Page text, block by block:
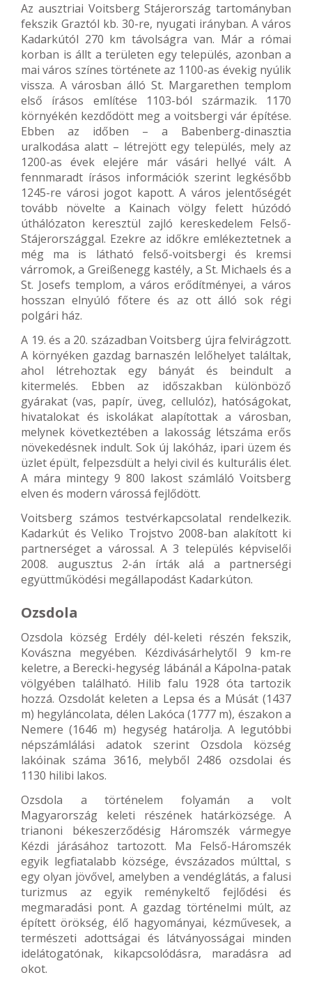
Az ausztriai Voitsberg Stájerország tartományban
fekszik Graztól kb. 30-re, nyugati irányban. A város
Kadarkútól 270 km távolságra van. Már a római
korban is állt a területen egy település, azonban a
mai város színes története az 1100-as évekig nyúlik
vissza. A városban álló St. Margarethen templom
első írásos említése 1103-ból származik. 1170
környékén kezdődött meg a voitsbergi vár építése.
Ebben az időben – a Babenberg-dinasztia
uralkodása alatt – létrejött egy település, mely az
1200-as évek elejére már vásári hellyé vált. A
fennmaradt írásos információk szerint legkésőbb
1245-re városi jogot kapott. A város jelentőségét
tovább növelte a Kainach völgy felett húzódó
úthálózaton keresztül zajló kereskedelem Felső-
Stájerországgal. Ezekre az időkre emlékeztetnek a
még ma is látható felső-voitsbergi és kremsi
várromok, a Greißenegg kastély, a St. Michaels és a
St. Josefs templom, a város erődítményei, a város
hosszan elnyúló főtere és az ott álló sok régi
polgári ház.
A 19. és a 20. században Voitsberg újra felvirágzott.
A környéken gazdag barnaszén lelőhelyet találtak,
ahol létrehoztak egy bányát és beindult a
kitermelés. Ebben az időszakban különböző
gyárakat (vas, papír, üveg, cellulóz), hatóságokat,
hivatalokat és iskolákat alapítottak a városban,
melynek következtében a lakosság létszáma erős
növekedésnek indult. Sok új lakóház, ipari üzem és
üzlet épült, felpezsdült a helyi civil és kulturális élet.
A mára mintegy 9 800 lakost számláló Voitsberg
elven és modern várossá fejlődött.
Voitsberg számos testvérkapcsolatal rendelkezik.
Kadarkút és Veliko Trojstvo 2008-ban alakított ki
partnerséget a várossal. A 3 település képviselői
2008. augusztus 2-án írták alá a partnerségi
együttműködési megállapodást Kadarkúton.
Ozsdola
Ozsdola község Erdély dél-keleti részén fekszik,
Kovászna megyében. Kézdivásárhelytől 9 km-re
keletre, a Berecki-hegység lábánál a Kápolna-patak
völgyében található. Hilib falu 1928 óta tartozik
hozzá. Ozsdolát keleten a Lepsa és a Músát (1437
m) hegyláncolata, délen Lakóca (1777 m), északon a
Nemere (1646 m) hegység határolja. A legutóbbi
népszámlálási adatok szerint Ozsdola község
lakóinak száma 3616, melyből 2486 ozsdolai és
1130 hilibi lakos.
Ozsdola a történelem folyamán a volt
Magyarország keleti részének határközsége. A
trianoni békeszerződésig Háromszék vármegye
Kézdi járásához tartozott. Ma Felső-Háromszék
egyik legfiatalabb községe, évszázados múlttal, s
egy olyan jövővel, amelyben a vendéglátás, a falusi
turizmus az egyik reménykeltő fejlődési és
megmaradási pont. A gazdag történelmi múlt, az
épített örökség, élő hagyományai, kézművesek, a
természeti adottságai és látványosságai minden
idelátogatónak, kikapcsolódásra, maradásra ad
okot.